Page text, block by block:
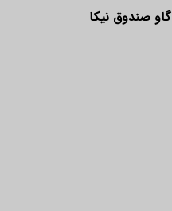
گاو صندوق نیکا